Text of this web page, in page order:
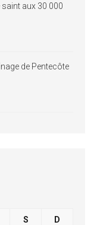
aux 30 000
de Pentecôte
S D